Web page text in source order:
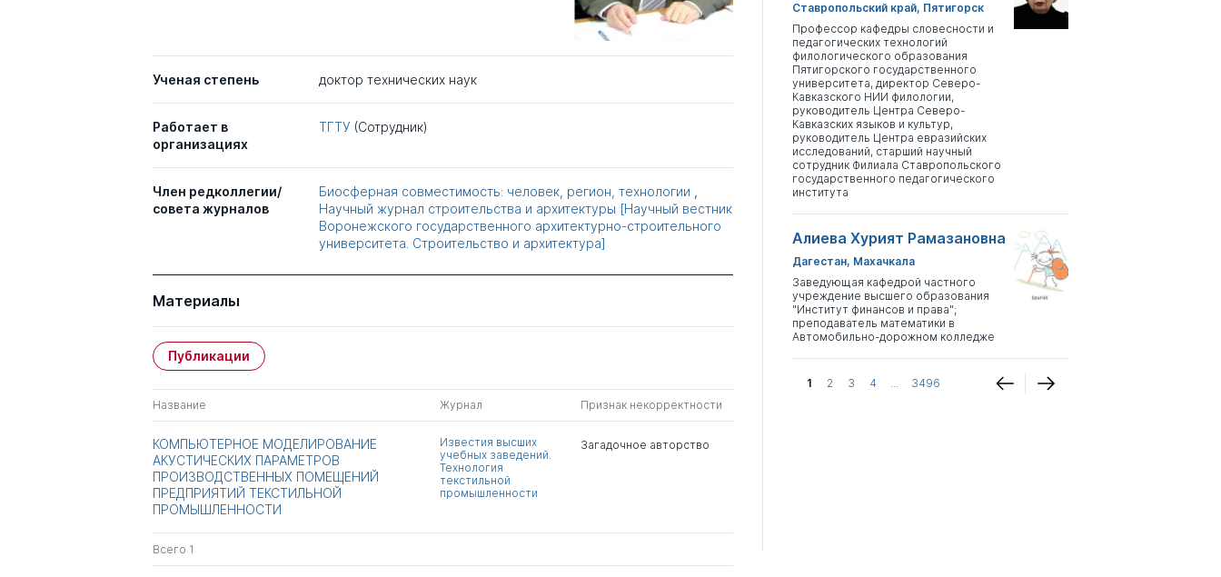
Ученая степень доктор технических наук
Работает в
организациях
ТГТУ (Сотрудник)
Член редколлегии/
совета журналов
Биосферная совместимость: человек, регион, технологии
Научный журнал строительства и архитектуры [Научный вестник
Воронежского государственного архитектурно-строительного
университета. Строительство и архитектура]
Материалы
Публикации
Название Журнал Признак некорректности
КОМПЬЮТЕРНОЕ МОДЕЛИРОВАНИЕ
АКУСТИЧЕСКИХ ПАРАМЕТРОВ
ПРОИЗВОДСТВЕННЫХ ПОМЕЩЕНИЙ
ПРЕДПРИЯТИЙ ТЕКСТИЛЬНОЙ
ПРОМЫШЛЕННОСТИ
Известия высших
учебных заведений.
Технология
текстильной
промышленности
Загадочное авторство
Всего 1
Ставропольский край, Пятигорск
Профессор кафедры словесности и
педагогических технологий
филологического образования
Пятигорского государственного
университета, директор Северо-
Кавказского НИИ филологии,
руководитель Центра Северо-
Кавказских языков и культур,
руководитель Центра евразийских
исследований, старший научный
сотрудник Филиала Ставропольского
государственного педагогического
института
Алиева Хурият Рамазановна
Дагестан, Махачкала
Заведующая кафедрой частного
учреждение высшего образования
"Институт финансов и права";
преподаватель математики в
Автомобильно-дорожном колледже
1 2 3 4 ... 3496